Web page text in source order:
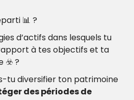
📊 ?
d’actifs dans lesquels tu
à tes objectifs et ta
☣️ ?
tu diversifier ton patrimoine
des périodes de